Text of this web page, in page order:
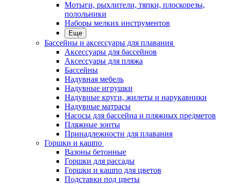
Мотыги, рыхлители, тяпки, плоскорезы,
полольники
Наборы мелких инструментов
Еще
Бассейны и аксессуары для плавания
Аксессуары для бассейнов
Аксессуары для пляжа
Бассейны
Надувная мебель
Надувные игрушки
Надувные круги, жилеты и нарукавники
Надувные матрасы
Насосы для бассейна и пляжных предметов
Пляжные зонты
Принадлежности для плавания
Горшки и кашпо
Вазоны бетонные
Горшки для рассады
Горшки и кашпо для цветов
Подставки под цветы